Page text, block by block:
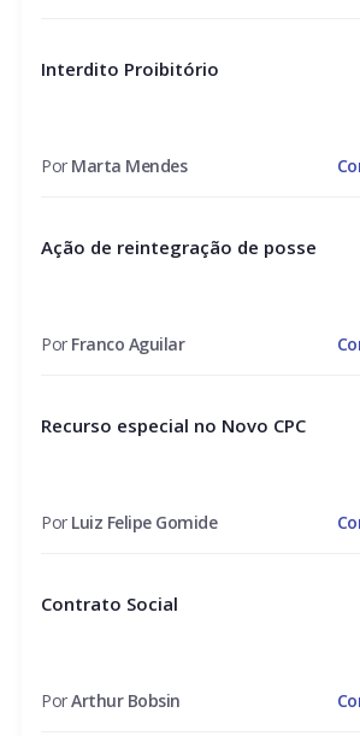
Interdito Proibitório
Por Marta Mendes
Ação de reintegração de posse
Por Franco Aguilar
Recurso especial no Novo CPC
Por Luiz Felipe Gomide
Contrato Social
PorArthur Bobsin